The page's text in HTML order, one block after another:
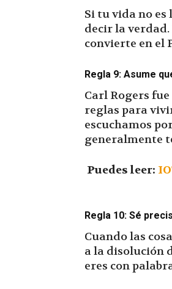
Si tu vida no
decir la verdad.
convierte en el
Regla 9: Asume
Carl Rogers
reglas para
escuchamos
generalmente
Puedes leer:
Regla 10: Sé
Cuando las
a la disolución
eres con